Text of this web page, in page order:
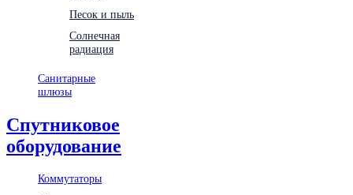
Песок и пыль
Солнечная
радиация
Санитарные
шлюзы
Спутниковое
оборудование
Коммутаторы